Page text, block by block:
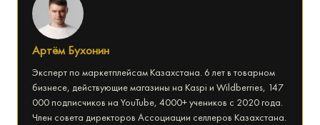
Артём Бухонин
Эксперт по маркетплейсам Казахстана. 6 лет в товарном
бизнесе, действующие магазины на Kaspi и Wildberries, 147
000 подписчиков на YouTube, 4000+ учеников с 2020 года.
Член совета директоров Ассоциации селлеров Казахстана.